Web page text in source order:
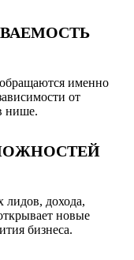
именно
от
нише.
лидов, дохода,
новые
бизнеса.